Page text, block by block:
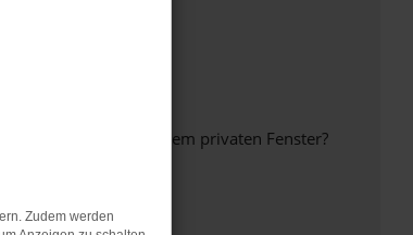
Browser oder in einem privaten Fenster?
Zudem werden